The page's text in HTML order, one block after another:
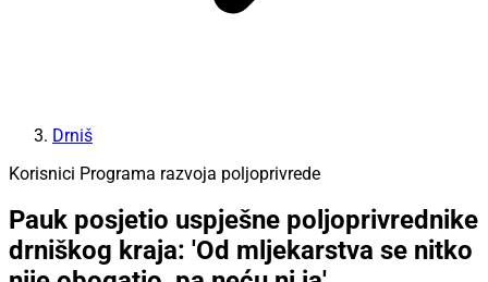
Drniš
Korisnici Programa razvoja poljoprivrede
Pauk posjetio uspješne poljoprivrednike
drniškog kraja: 'Od mljekarstva se nitko